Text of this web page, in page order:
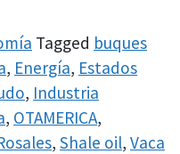
Tagged buques
, Energía, Estados
, Industria
, OTAMERICA,
, Shale oil, Vaca